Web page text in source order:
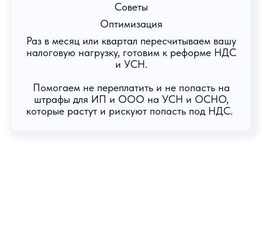
Советы
Оптимизация
Раз в месяц или квартал пересчитываем вашу
налоговую нагрузку, готовим к реформе НДС
и УСН.
Помогаем не переплатить и не попасть на
штрафы для ИП и ООО на УСН и ОСНО,
которые растут и рискуют попасть под НДС.